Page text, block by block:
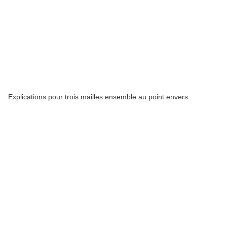
Explications pour trois mailles ensemble au point envers :